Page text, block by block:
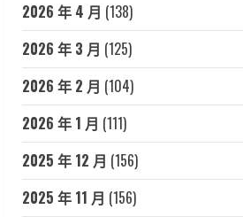
2026 年 4 月 (138)
2026 年 3 月 (125)
2026 年 2 月 (104)
2026 年 1 月 (111)
2025 年 12 月 (156)
2025 年 11 月 (156)